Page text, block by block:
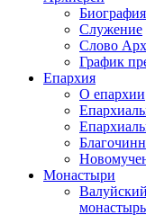
Биография
Служение
Слово
График
Епархия
О епархии
Монастыри
монастырь